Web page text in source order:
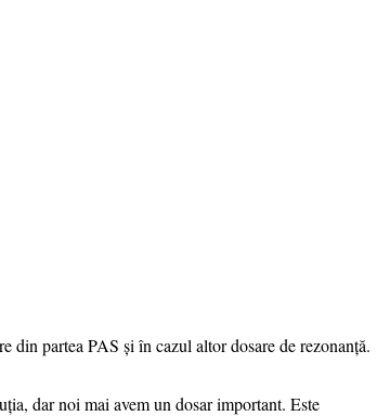
din partea PAS și în cazul altor dosare de rezonanță.
dar noi mai avem un dosar important. Este